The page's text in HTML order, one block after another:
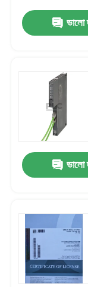
আমাদের সম্পর্কে
ভালো
ভালো